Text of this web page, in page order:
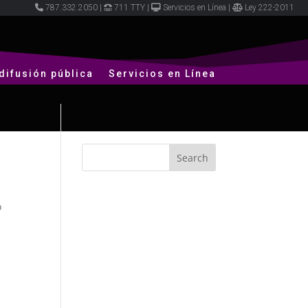
787.332.2050 711 TTY Servicios en Línea Ley 222-2011
pública Servicios en Línea